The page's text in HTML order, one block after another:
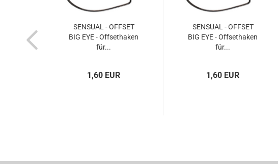
SENSUAL - OFFSET
BIG EYE - Offsethaken
für...
1,60 EUR
SENSUAL - OFFSET
BIG EYE - Offsethaken
für...
1,60 EUR